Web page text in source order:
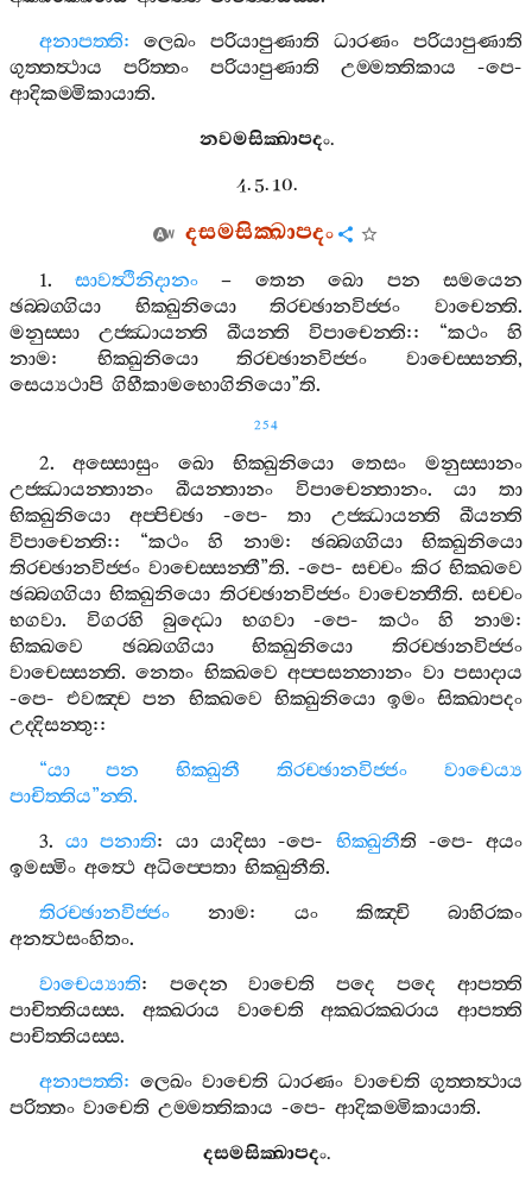
අනාපත‍්ති: ලෙඛං පරියාපුණාති ධාරණං
පරියාපුණාති
ගුත‍්තත්‍ථාය
පරිත‍්තං පරියාපුණාති උම‍්මත‍්තිකාය -පෙ-
ආදිකම‍්මිකායාති.
නවමසික‍්ඛාපදං.
4. 5. 10.
දසමසික‍්ඛාපදං
1.සාවත්‍ථිනිදානං – තෙන ඛො පන
සමයෙන
ඡබ‍්බග‍්ගියා
භික‍්ඛුනියො තිරච‍්ඡානවිජ‍්ජං වාචෙන‍්ති.
මනුස‍්සා
උජ‍්ඣායන‍්ති ඛීයන‍්ති විපාචෙන‍්ති:: “කථං
හි
නාම: භික‍්ඛුනියො තිරච‍්ඡානවිජ‍්ජං වාචෙස‍්සන‍්ති,
සෙය්‍යථාපි ගිහීකාමභොගිනියො”ති.
254
2.අස‍්සොසුං ඛො භික‍්ඛුනියො තෙසං
මනුස‍්සානං
උජ‍්ඣායන‍්තානං
ඛීයන‍්තානං විපාචෙන‍්තානං.යා
තා
භික‍්ඛුනියො
අප‍්පිච‍්ඡා -පෙ-තා උජ‍්ඣායන‍්ති
ඛීයන‍්ති
විපාචෙන‍්ති:: “කථං හි නාම: ඡබ‍්බග‍්ගියා
භික‍්ඛුනියො
තිරච‍්ඡානවිජ‍්ජං වාචෙස‍්සන‍්තී”ති. -පෙ- සච‍්චං කිර භික‍්ඛවෙ
ඡබ‍්බග‍්ගියා භික‍්ඛුනියො තිරච‍්ඡානවිජ‍්ජං වාචෙන‍්තීති. සච‍්චං
භගවා. විගරහි බුද‍්ධො භගවා-පෙ- කථං හි නාම:
භික‍්ඛවෙ
ඡබ‍්බග‍්ගියා භික‍්ඛුනියො
තිරච‍්ඡානවිජ‍්ජං
වාචෙස‍්සන‍්ති.නෙතං භික‍්ඛවෙ අප‍්පසන‍්නානං වා පසාදාය
-පෙ-එවඤ‍්ච පන භික‍්ඛවෙ භික‍්ඛුනියො ඉමං සික‍්ඛාපදං
උද‍්දිසන‍්තු::
“යා පන භික‍්ඛුනී තිරච‍්ඡානවිජ‍්ජං
වාචෙය්‍ය
පාචිත‍්තිය”න‍්ති.
3. යා පනාති:යා යාදිසා -පෙ- භික‍්ඛුනීති -පෙ- අයං
ඉමස‍්මිං අත්‍ථෙ අධිප‍්පෙතා භික‍්ඛුනීති.
තිරච‍්ඡානවිජ‍්ජං
නාම: යං කිඤ‍්චි
බාහිරකං
අනත්‍ථසංහිතං.
වාචෙය්‍යාති: පදෙන වාචෙති පදෙ පදෙ
ආපත‍්ති
පාචිත‍්තියස‍්ස. අක‍්ඛරාය වාචෙති අක‍්ඛරක‍්ඛරාය
ආපත‍්ති
පාචිත‍්තියස‍්ස.
අනාපත‍්ති: ලෙඛං වාචෙති ධාරණං වාචෙති ගුත‍්තත්‍ථාය
පරිත‍්තං වාචෙති උම‍්මත‍්තිකාය -පෙ- ආදිකම‍්මිකායාති.
දසමසික‍්ඛාපදං.